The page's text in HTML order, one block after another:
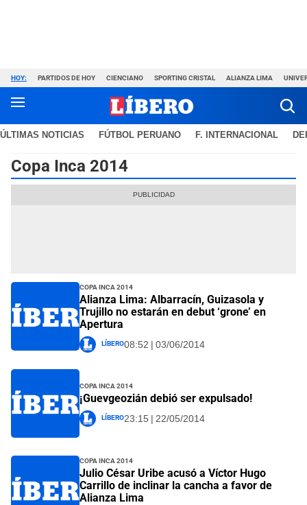
HOY: PARTIDOS DE HOY CIENCIANO SPORTING CRISTAL ALIANZA LIMA
ÚLTIMAS NOTICIAS FÚTBOL PERUANO F. INTERNACIONAL
Copa Inca 2014
Copa Inca 2014
Alianza Lima: Albarracín, Guizasola y
Trujillo no estarán en debut ‘grone’ en
Apertura
Líbero08:52 | 03/06/2014
Copa Inca 2014
¡Guevgeozián debió ser expulsado!
Líbero23:15 | 22/05/2014
Copa Inca 2014
Julio César Uribe acusó a Víctor Hugo
Carrillo de inclinar la cancha a favor de
Alianza Lima